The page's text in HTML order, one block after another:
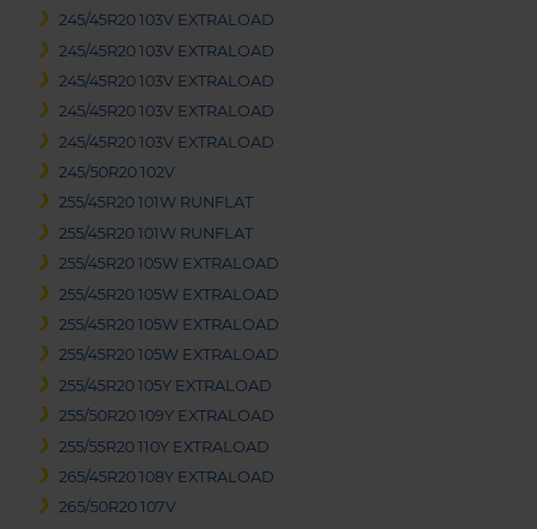
245/45R20 103V EXTRALOAD
245/45R20 103V EXTRALOAD
245/45R20 103V EXTRALOAD
245/45R20 103V EXTRALOAD
245/45R20 103V EXTRALOAD
245/50R20 102V
255/45R20 101W RUNFLAT
255/45R20 101W RUNFLAT
255/45R20 105W EXTRALOAD
255/45R20 105W EXTRALOAD
255/45R20 105W EXTRALOAD
255/45R20 105W EXTRALOAD
255/45R20 105Y EXTRALOAD
255/50R20 109Y EXTRALOAD
255/55R20 110Y EXTRALOAD
265/45R20 108Y EXTRALOAD
265/50R20 107V